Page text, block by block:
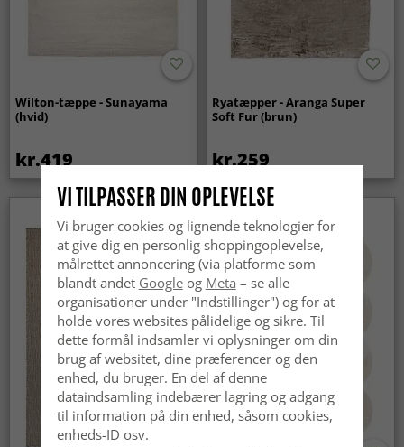
Wilton-tæppe - Sunayama
(hvid)
kr.419
Ryatæpper - Aranga Super
Soft Fur (brun)
kr.259
Nyhed
VI TILPASSER DIN OPLEVELSE
Vi bruger cookies og lignende teknologier for
at give dig en personlig shoppingoplevelse,
målrettet annoncering (via platforme som
blandt andet Googleog Meta – se alle
organisationer under "Indstillinger") og for at
holde vores websites pålidelige og sikre. Til
dette formål indsamler vi oplysninger om din
brug af websitet, dine præferencer og den
enhed, du bruger. En del af denne
dataindsamling indebærer lagring og adgang
til information på din enhed, såsom cookies,
enheds-ID osv.